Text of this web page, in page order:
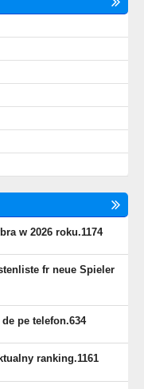
w 2026 roku.1174
fr neue Spieler
pe telefon.634
ranking.1161